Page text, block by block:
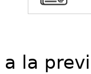
a la